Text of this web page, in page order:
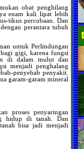
obat penghilang
enam kali lipat lebih
tikus percobaan. Dan
perantara tubuh
untuk Perlindungan
gigi, karena fungsi
di dalam mulut dan
menjadi penghalang
penyebab penyakit.
garam-garam mineral
proses penyaringan
hidup di tanah. Dan
bisa jadi menjadi